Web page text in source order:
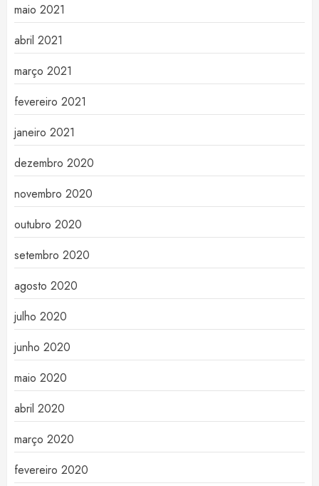
maio 2021
abril 2021
março 2021
fevereiro 2021
janeiro 2021
dezembro 2020
novembro 2020
outubro 2020
setembro 2020
agosto 2020
julho 2020
junho 2020
maio 2020
abril 2020
março 2020
fevereiro 2020